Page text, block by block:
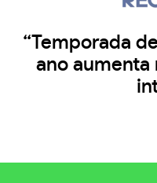
“Temporada
ano aumenta